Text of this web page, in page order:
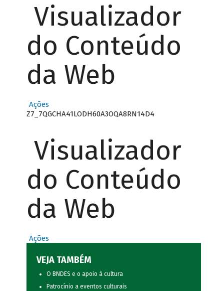
Visualizador
do Conteúdo
da Web
Ações
Z7_7QGCHA41LODH60A3OQA8RN14D4
Visualizador
do Conteúdo
da Web
Ações
VEJA TAMBÉM
O BNDES e o apoio à cultura
Patrocínio a eventos culturais